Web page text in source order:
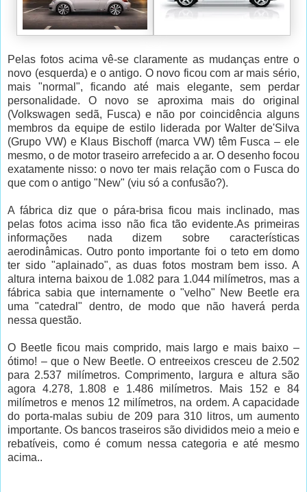
Pelas fotos acima vê-se claramente as mudanças entre o
novo (esquerda) e o antigo. O novo ficou com ar mais sério,
mais "normal", ficando até mais elegante, sem perdar
personalidade. O novo se aproxima mais do original
(Volkswagen sedã, Fusca) e não por coincidência alguns
membros da equipe de estilo liderada por Walter de'Silva
(Grupo VW) e Klaus Bischoff (marca VW) têm Fusca – ele
mesmo, o de motor traseiro arrefecido a ar. O desenho focou
exatamente nisso: o novo ter mais relação com o Fusca do
que com o antigo "New" (viu só a confusão?).
A fábrica diz que o pára-brisa ficou mais inclinado, mas
pelas fotos acima isso não fica tão evidente.As primeiras
informações nada dizem sobre características
aerodinâmicas. Outro ponto importante foi o teto em domo
ter sido "aplainado", as duas fotos mostram bem isso. A
altura interna baixou de 1.082 para 1.044 milímetros, mas a
fábrica sabia que internamente o "velho" New Beetle era
uma "catedral" dentro, de modo que não haverá perda
nessa questão.
O Beetle ficou mais comprido, mais largo e mais baixo –
ótimo! – que o New Beetle. O entreeixos cresceu de 2.502
para 2.537 milímetros. Comprimento, largura e altura são
agora 4.278, 1.808 e 1.486 milímetros. Mais 152 e 84
milímetros e menos 12 milímetros, na ordem. A capacidade
do porta-malas subiu de 209 para 310 litros, um aumento
importante. Os bancos traseiros são divididos meio a meio e
rebatíveis, como é comum nessa categoria e até mesmo
acima..